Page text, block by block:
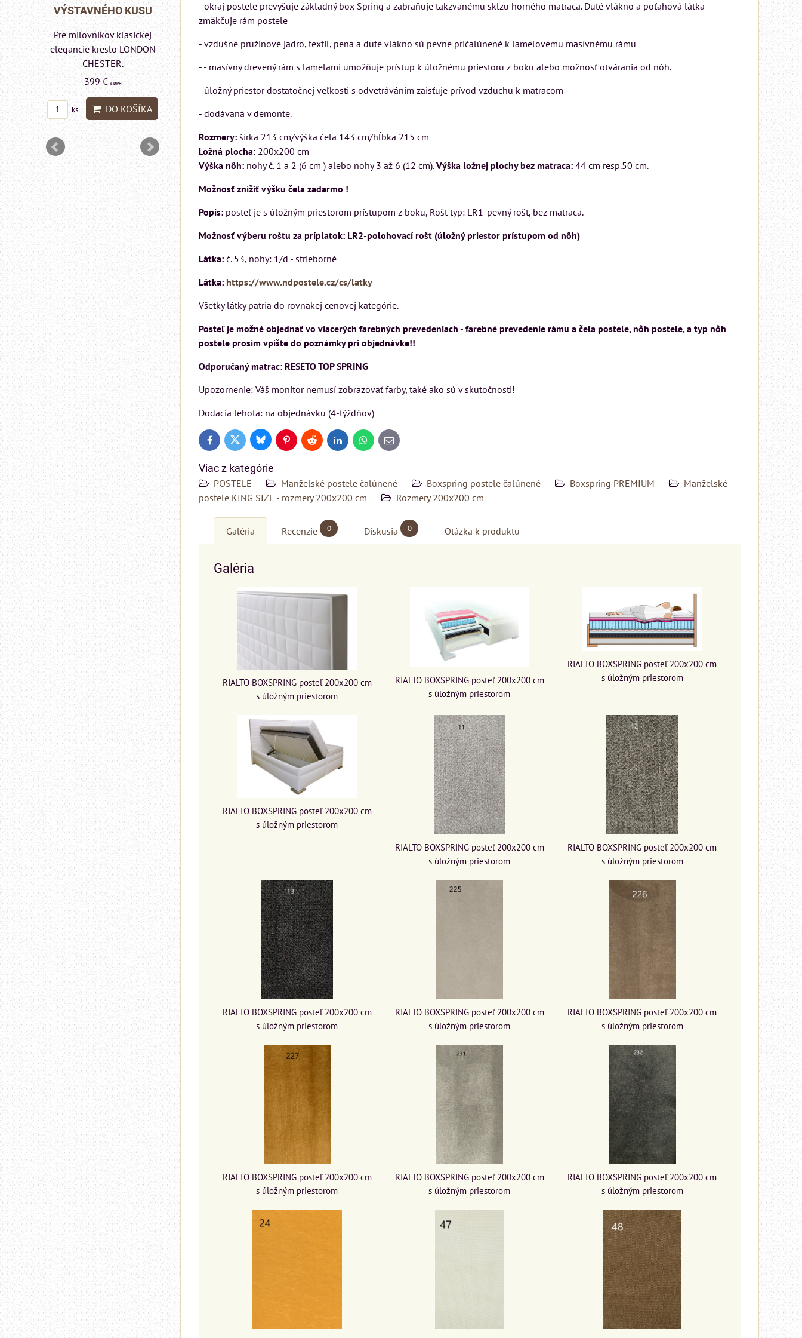
- okraj postele prevyšuje základný box Spring a zabraňuje takzvanému sklzu horného matraca. Duté vlákno a poťahová látka
zmäkčuje rám postele
- vzdušné pružinové jadro, textil, pena a duté vlákno sú pevne pričalúnené k lamelovému masívnému rámu
- - masívny drevený rám s lamelami umožňuje prístup k úložnému priestoru z boku alebo možnosť otvárania od nôh.
- úložný priestor dostatočnej veľkosti s odvetráváním zaisťuje prívod vzduchu k matracom
- dodávaná v demonte.
Rozmery: šírka 213 cm/výška čela 143 cm/hĺbka 215 cm
Ložná plocha: 200x200 cm
Výška nôh: nohy č. 1 a 2 (6 cm ) alebo nohy 3 až 6 (12 cm).Výška ložnej plochy bez matraca: 44 cm resp.50 cm.
Možnosť znížiť výšku čela zadarmo !
Popis: posteľ je s úložným priestorom prístupom z boku, Rošt typ: LR1-pevný rošt, bez matraca.
Možnosť výberu roštu za príplatok: LR2-polohovací rošt (úložný priestor prístupom od nôh)
Látka: č. 53, nohy: 1/d - strieborné
Látka: https://www.ndpostele.cz/cs/latky
Všetky látky patria do rovnakej cenovej kategórie.
Posteľ je možné objednať vo viacerých farebných prevedeniach - farebné prevedenie rámu a čela postele, nôh postele, a typ nôh
postele prosím vpíšte do poznámky pri objednávke!!
Odporučaný matrac: RESETO TOP SPRING
Upozornenie: Váš monitor nemusí zobrazovať farby, také ako sú v skutočnosti!
Dodacia lehota: na objednávku (4-týždňov)
FacebookTwitter BlueskyPinterestReddit LinkedInWhatsApp
E-
mail
Viac z kategórie
POSTELE Manželské postele čalúnené Boxspring postele čalúnené Boxspring PREMIUM
Manželské
postele KING SIZE - rozmery 200x200 cm
Rozmery 200x200 cm
Galéria Recenzie 0 Diskusia 0 Otázka k produktu
Galéria
RIALTO BOXSPRING posteľ 200x200 cm
s úložným priestorom
RIALTO BOXSPRING posteľ 200x200 cm
s úložným priestorom
RIALTO BOXSPRING posteľ 200x200 cm
s úložným priestorom
RIALTO BOXSPRING posteľ 200x200 cm
s úložným priestorom
RIALTO BOXSPRING posteľ 200x200 cm
s úložným priestorom
RIALTO BOXSPRING posteľ 200x200 cm
s úložným priestorom
RIALTO BOXSPRING posteľ 200x200 cm
s úložným priestorom
RIALTO BOXSPRING posteľ 200x200 cm
s úložným priestorom
RIALTO BOXSPRING posteľ 200x200 cm
s úložným priestorom
RIALTO BOXSPRING posteľ 200x200 cm
s úložným priestorom
RIALTO BOXSPRING posteľ 200x200 cm
s úložným priestorom
RIALTO BOXSPRING posteľ 200x200 cm
s úložným priestorom
a
VÝSTAVNÉHO KUSU
Pre milovníkov klasickej
elegancie kreslo LONDON
CHESTER.
399 €s DPH
ks DO KOŠÍKA
Rinaldi Bed System
ponúka...
699 €s DPH
ks DO KOŠÍKA
VÝSTAVNÉHO KUSU
elegancie kreslo a
pohovka LONDON
599 €
VÝSTAVNÉHO KUSU
elegancie kreslo LONDON
CHESTER.
Rinaldi Bed System
699 €s DPH
ks DO KOŠÍKA